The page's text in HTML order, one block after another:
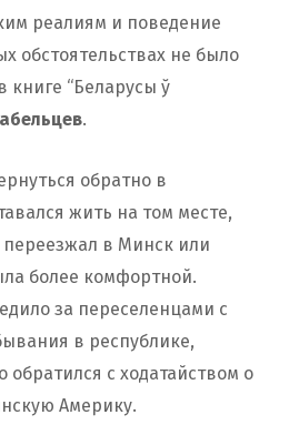
реалиям и поведение
обстоятельствах не было
“Беларусы ў
.
обратно в
жить на том месте,
переезжал в Минск или
более комфортной.
за переселенцами с
в республике,
обратился с ходатайством о
Америку.